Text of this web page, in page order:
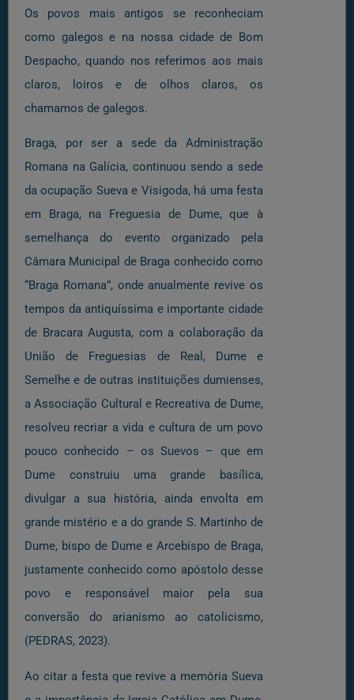
Os povos mais antigos se reconheciam
como galegos e na nossa cidade de Bom
Despacho, quando nos referimos aos mais
claros, loiros e de olhos claros, os
chamamos de galegos.
Braga, por ser a sede da Administração
Romana na Galícia, continuou sendo a sede
da ocupação Sueva e Visigoda, há uma festa
em Braga, na Freguesia de Dume, que à
semelhança do evento organizado pela
Câmara Municipal de Braga conhecido como
“Braga Romana”, onde anualmente revive os
tempos da antiquíssima e importante cidade
de Bracara Augusta, com a colaboração da
União de Freguesias de Real, Dume e
Semelhe e de outras instituições dumienses,
a Associação Cultural e Recreativa de Dume,
resolveu recriar a vida e cultura de um povo
pouco conhecido – os Suevos – que em
Dume construiu uma grande basílica,
divulgar a sua história, ainda envolta em
grande mistério e a do grande S. Martinho de
Dume, bispo de Dume e Arcebispo de Braga,
justamente conhecido como apóstolo desse
povo e responsável maior pela sua
conversão do arianismo ao catolicismo,
(PEDRAS, 2023).
Ao citar a festa que revive a memória Sueva